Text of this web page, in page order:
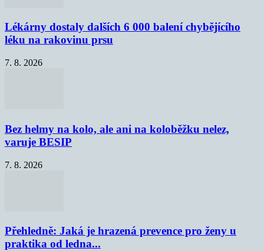
Lékárny dostaly dalších 6 000 balení chybějícího
léku na rakovinu prsu
7. 8. 2026
Bez helmy na kolo, ale ani na koloběžku nelez,
varuje BESIP
7. 8. 2026
Přehledně: Jaká je hrazená prevence pro ženy u
praktika od ledna...